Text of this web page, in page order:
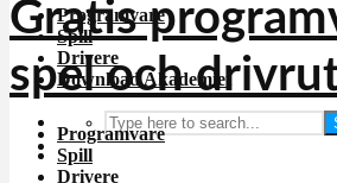
Programvare
Spill
Drivere
Download Akademiet
Programvare
Spill
Drivere